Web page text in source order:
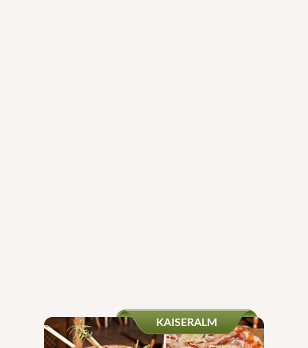
KAISERALM